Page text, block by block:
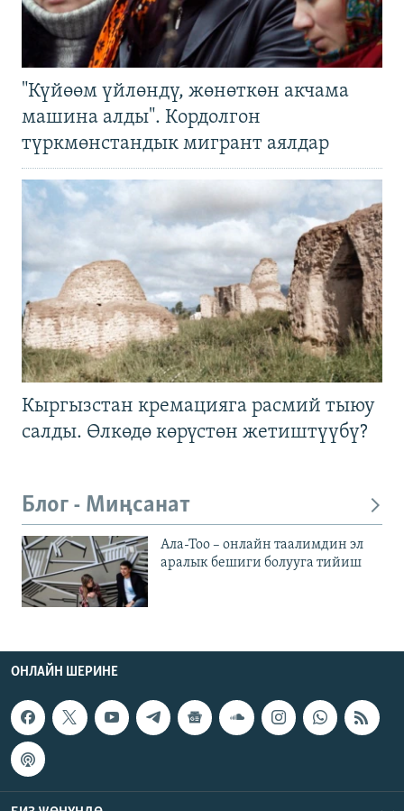
"Күйөөм үйлөндү, жөнөткөн акчама
машина алды". Кордолгон
түркмөнстандык мигрант аялдар
Кыргызстан кремацияга расмий тыюу
салды. Өлкөдө көрүстөн жетиштүүбү?
Блог - Миңсанат
Ала-Тоо – онлайн таалимдин эл
аралык бешиги болууга тийиш
ОНЛАЙН ШЕРИНЕ